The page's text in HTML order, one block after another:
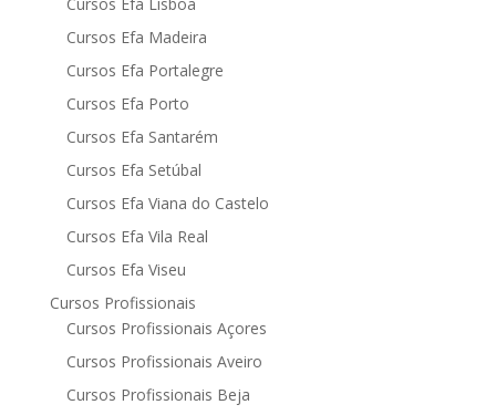
Cursos Efa Lisboa
Cursos Efa Madeira
Cursos Efa Portalegre
Cursos Efa Porto
Cursos Efa Santarém
Cursos Efa Setúbal
Cursos Efa Viana do Castelo
Cursos Efa Vila Real
Cursos Efa Viseu
Cursos Profissionais
Cursos Profissionais Açores
Cursos Profissionais Aveiro
Cursos Profissionais Beja